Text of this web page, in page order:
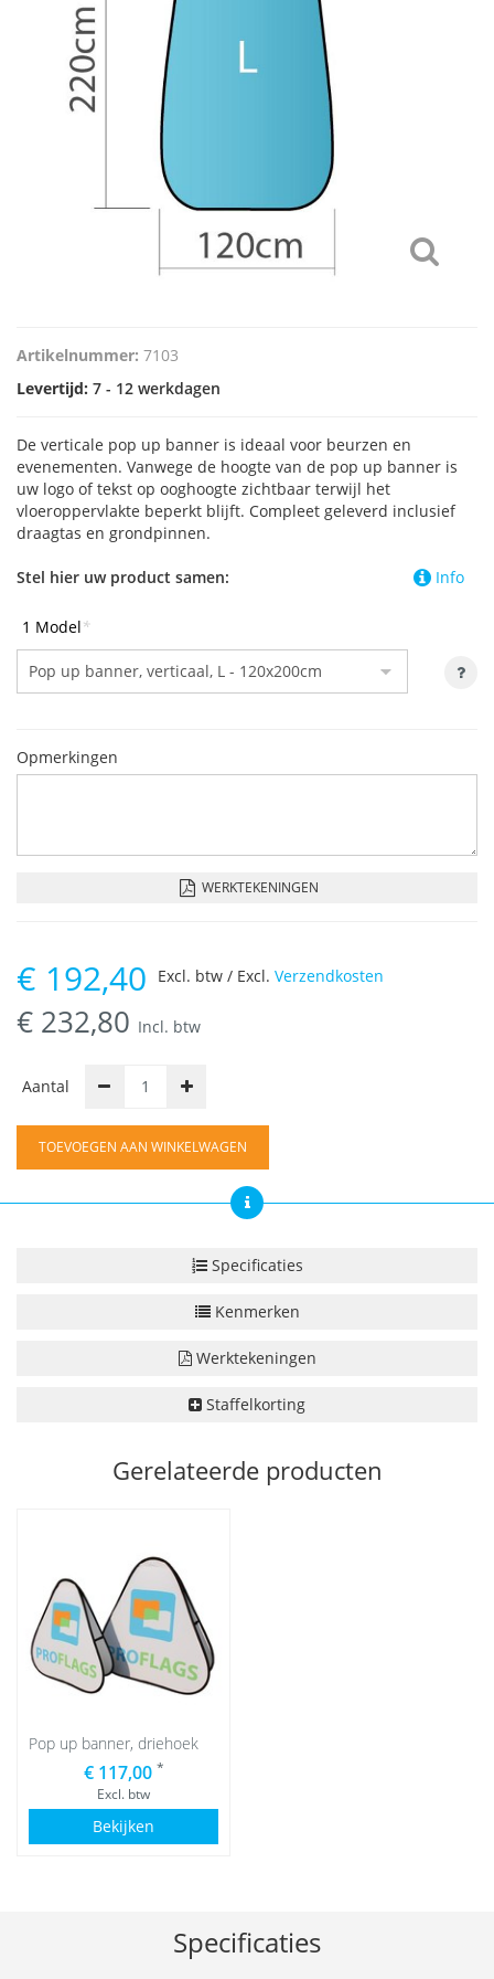
Artikelnummer: 7103
Levertijd: 7 - 12 werkdagen
De verticale pop up banner is ideaal voor beurzen en
evenementen. Vanwege de hoogte van de pop up banner is
uw logo of tekst op ooghoogte zichtbaar terwijl het
vloeroppervlakte beperkt blijft. Compleet geleverd inclusief
draagtas en grondpinnen.
Info
Stel hier uw product samen:
1 Model*
Opmerkingen
WERKTEKENINGEN
€ 192,40
€ 232,80 Incl. btw
Excl. btw / Excl. Verzendkosten
Aantal
TOEVOEGEN AAN WINKELWAGEN
Specificaties
Kenmerken
Werktekeningen
Staffelkorting
Gerelateerde producten
Pop up banner, driehoek
€ 117,00 *
Excl. btw
Bekijken
Specificaties